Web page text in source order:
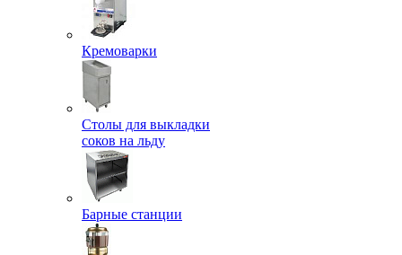
Кремоварки
Столы для выкладки
соков на льду
Барные станции